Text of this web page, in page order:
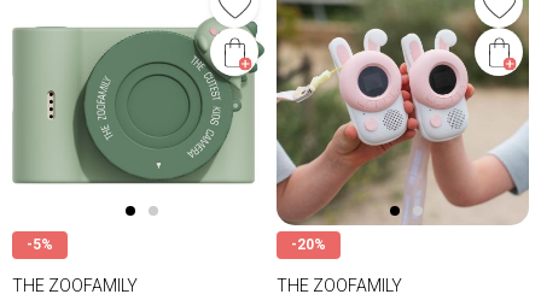
-5%
THE ZOOFAMILY
-20%
THE ZOOFAMILY